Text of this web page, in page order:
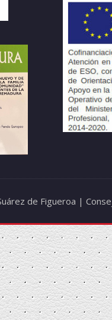
de Figueroa |